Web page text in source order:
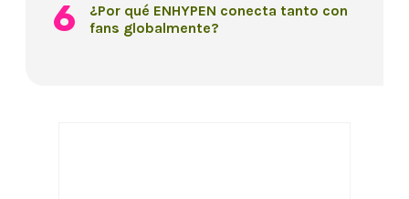
¿Por qué ENHYPEN conecta tanto con
fans globalmente?